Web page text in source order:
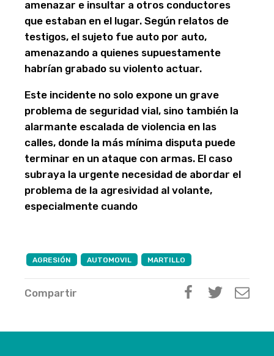
amenazar e insultar a otros conductores
que estaban en el lugar. Según relatos de
testigos, el sujeto fue auto por auto,
amenazando a quienes supuestamente
habrían grabado su violento actuar.
Este incidente no solo expone un grave
problema de seguridad vial, sino también la
alarmante escalada de violencia en las
calles, donde la más mínima disputa puede
terminar en un ataque con armas. El caso
subraya la urgente necesidad de abordar el
problema de la agresividad al volante,
especialmente cuando
AGRESIÓN AUTOMOVIL MARTILLO
Compartir